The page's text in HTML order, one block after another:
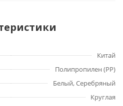
Китай
Полипропилен (PP)
Белый, Серебряный
Круглая